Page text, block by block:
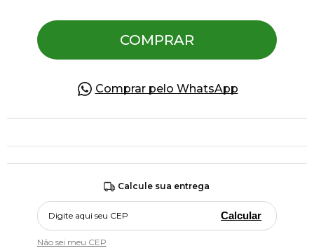
COMPRAR
Comprar pelo WhatsApp
Calcule sua entrega
Calcular
Não sei meu CEP